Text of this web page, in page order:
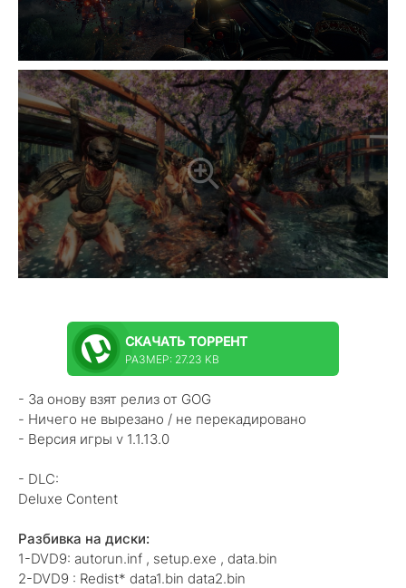
СКАЧАТЬ ТОРРЕНТ
РАЗМЕР: 27.23 KB
- За онову взят релиз от GOG
- Ничего не вырезано / не перекадировано
- Версия игры v 1.1.13.0
- DLC:
Deluxe Content
Разбивка на диски:
1-DVD9: autorun.inf , setup.exe , data.bin
2-DVD9 : Redist* data1.bin data2.bin